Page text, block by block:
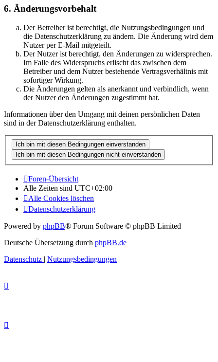
6. Änderungsvorbehalt
Der Betreiber ist berechtigt, die Nutzungsbedingungen und
die Datenschutzerklärung zu ändern. Die Änderung wird dem
Nutzer per E-Mail mitgeteilt.
Der Nutzer ist berechtigt, den Änderungen zu widersprechen.
Im Falle des Widerspruchs erlischt das zwischen dem
Betreiber und dem Nutzer bestehende Vertragsverhältnis mit
sofortiger Wirkung.
Die Änderungen gelten als anerkannt und verbindlich, wenn
der Nutzer den Änderungen zugestimmt hat.
Informationen über den Umgang mit deinen persönlichen Daten
sind in der Datenschutzerklärung enthalten.
Foren-Übersicht
Alle Zeiten sind UTC+02:00
Alle Cookies löschen
Datenschutzerklärung
Powered by phpBB® Forum Software © phpBB Limited
Deutsche Übersetzung durch phpBB.de
Datenschutz | Nutzungsbedingungen